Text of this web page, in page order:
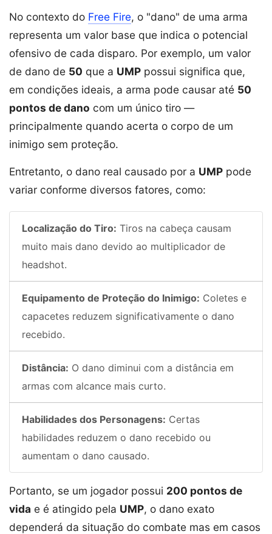
No contexto do Free Fire, o "dano" de uma arma
representa um valor base que indica o potencial
ofensivo de cada disparo. Por exemplo, um valor
de dano de 50 que a UMP possui significa que,
em condições ideais, a arma pode causar até 50
pontos de dano com um único tiro —
principalmente quando acerta o corpo de um
inimigo sem proteção.
Entretanto, o dano real causado por a UMP pode
variar conforme diversos fatores, como:
Localização do Tiro: Tiros na cabeça causam
muito mais dano devido ao multiplicador de
headshot.
Equipamento de Proteção do Inimigo: Coletes e
capacetes reduzem significativamente o dano
recebido.
Distância: O dano diminui com a distância em
armas com alcance mais curto.
Habilidades dos Personagens: Certas
habilidades reduzem o dano recebido ou
aumentam o dano causado.
Portanto, se um jogador possui 200 pontos de
vida e é atingido pela UMP, o dano exato
dependerá da situação do combate mas em casos